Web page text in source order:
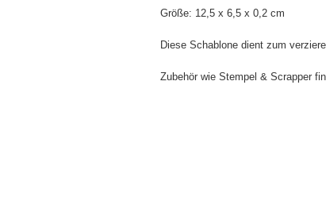
Größe: 12,5 x 6,5 x 0,2 cm
Diese Schablone dient zum
Zubehör wie Stempel & Scrapper